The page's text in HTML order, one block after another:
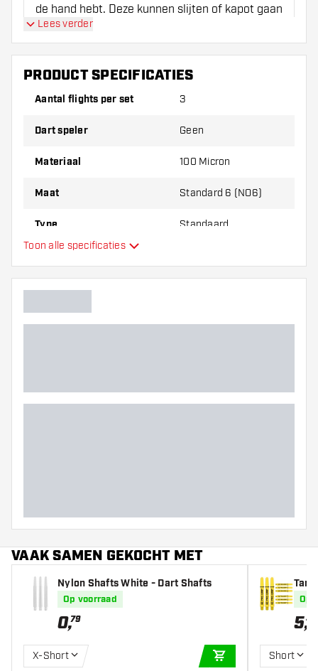
de hand hebt. Deze kunnen slijten of kapot gaan
door gebruik.
Probeer eens een andere vorm, materiaal of
dikte van de flights om erachter te komen
welke variant het beste bij je past!
Lees verder
PRODUCT SPECIFICATIES
Aantal flights per set 3
Dart speler Geen
Materiaal 100 Micron
Maat Standard 6 (NO6)
Type Standaard
Extra kleuren
Toon alle specificaties
VAAK SAMEN GEKOCHT MET
Nylon Shafts White - Dart Shafts
Op voorraad
0,79
X-Short
IN WINKELWAGEN
afts
Op
5,49
Short